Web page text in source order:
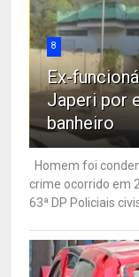
8
Ex-
Japeri por
banheiro
Homem foi
crime ocorrido em
63ª DP Policiais